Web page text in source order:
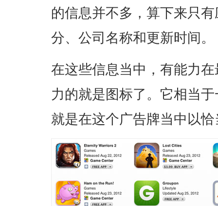
的信息并不多，算下来只
分、公司名称和更新时间。
在这些信息当中，有能力
力的就是图标了。它相当
就是在这个广告牌当中以